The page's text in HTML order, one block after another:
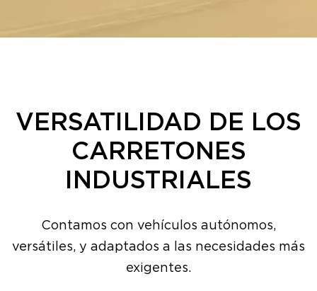
VERSATILIDAD DE LOS
CARRETONES
INDUSTRIALES
Contamos con vehículos autónomos,
versátiles, y adaptados a las necesidades más
exigentes.